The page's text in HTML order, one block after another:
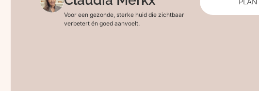
Voor een gezonde, sterke huid die zichtbaar
verbetert én goed aanvoelt.